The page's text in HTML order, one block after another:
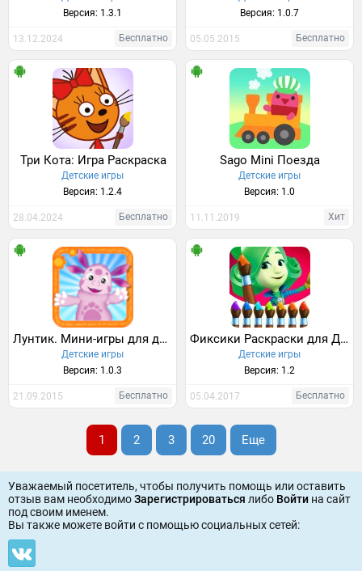
Версия: 1.3.1
13.12.2024 Бесплатно
Версия: 1.0.7
05.05.2015 Бесплатно
Три Кота: Игра Раскраска
Детские игры
Версия: 1.2.4
28.04.2024 Бесплатно
Sago Mini Поезда
Детские игры
Версия: 1.0
11.11.2019 Хит
Лунтик. Мини-игры для детей
Детские игры
Версия: 1.0.3
21.09.2015 Бесплатно
Фиксики Раскраски для Детей
Детские игры
Версия: 1.2
05.04.2017 Бесплатно
1 2 3 20 Еще
Уважаемый посетитель, чтобы получить помощь или оставить
отзыв вам необходимоЗарегистрироваться либо Войти на сайт
под своим именем.
Вы также можете войти c помощью социальных сетей: